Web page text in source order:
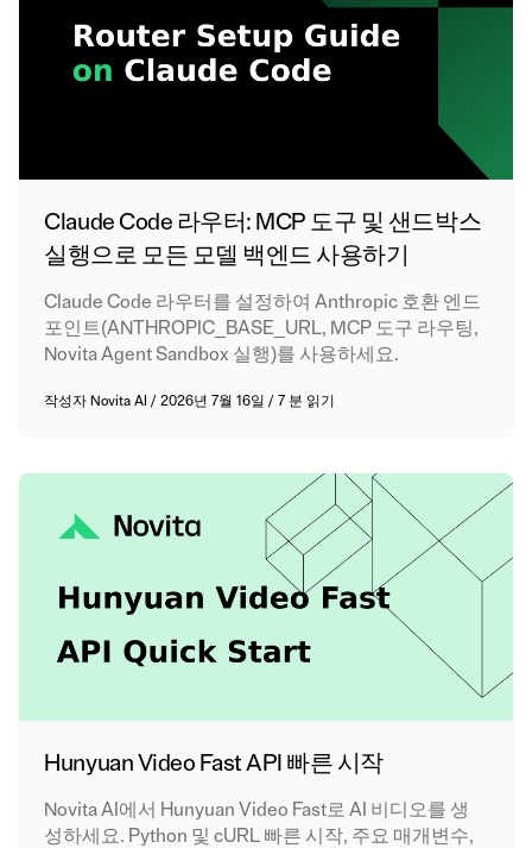
Claude Code 라우터: MCP 도구 및 샌드박스
실행으로 모든 모델 백엔드 사용하기
Claude Code 라우터를 설정하여 Anthropic 호환 엔드
포인트(ANTHROPIC_BASE_URL, MCP 도구 라우팅,
Novita Agent Sandbox 실행)를 사용하세요.
작성자 Novita AI /2026년 7월 16일/7 분 읽기
Hunyuan Video Fast API 빠른 시작
Novita AI에서 Hunyuan Video Fast로 AI 비디오를 생
성하세요. Python 및 cURL 빠른 시작, 주요 매개변수,